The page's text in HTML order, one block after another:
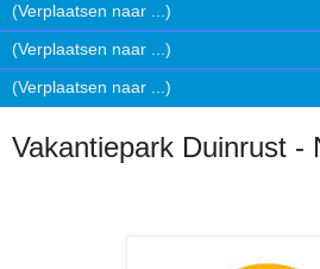
Vakantiepark Duinrust -